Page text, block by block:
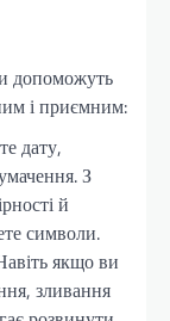
допоможуть
і приємним:
дату,
З
й
символи.
якщо ви
зливання